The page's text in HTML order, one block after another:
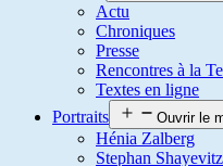
Actu
Chroniques
Presse
Rencontres à la
Textes en ligne
Portraits
Ouvrir le
Hénia Zalberg
Stephan Shayevitz